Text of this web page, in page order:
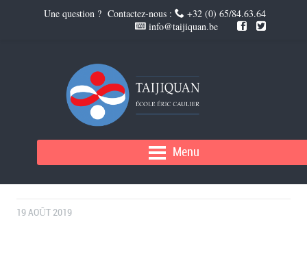
Menu
NOS PROCHAINS ÉVÉNEMENTS : AOÛT –
SEPTEMBRE
19 AOÛT 2019
Une question ? Contactez-nous :
+32 (0) 65/84.63.64
info@taijiquan.be